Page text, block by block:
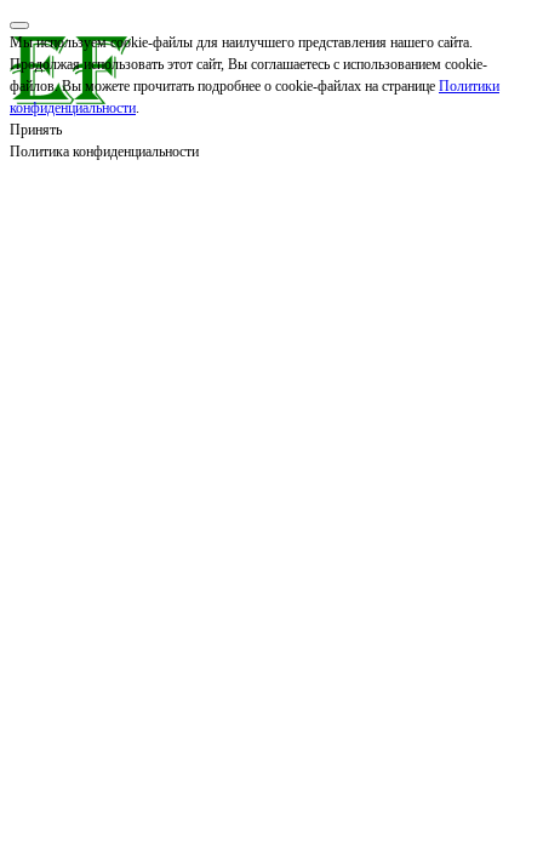
Мы используем cookie-файлы для наилучшего представления нашего сайта.
Продолжая использовать этот сайт, Вы соглашаетесь с использованием cookie-
файлов. Вы можете прочитать подробнее о cookie-файлах на странице Политики
конфиденциальности
Принять
Политика конфиденциальности